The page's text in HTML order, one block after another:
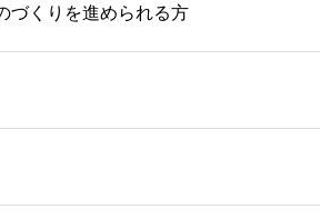
づくりを進められる方